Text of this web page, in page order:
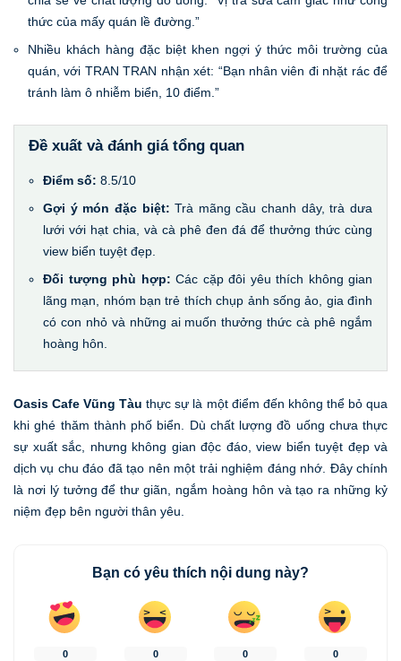
thức của mấy quán lề đường.”
Nhiều khách hàng đặc biệt khen ngợi ý thức môi trường của
quán, với TRAN TRAN nhận xét: “Bạn nhân viên đi nhặt rác để
tránh làm ô nhiễm biển, 10 điểm.”
Đề xuất và đánh giá tổng quan
Điểm số: 8.5/10
Gợi ý món đặc biệt: Trà mãng cầu chanh dây, trà dưa
lưới với hạt chia, và cà phê đen đá để thưởng thức cùng
view biển tuyệt đẹp.
Đối tượng phù hợp: Các cặp đôi yêu thích không gian
lãng mạn, nhóm bạn trẻ thích chụp ảnh sống ảo, gia đình
có con nhỏ và những ai muốn thưởng thức cà phê ngắm
hoàng hôn.
Oasis Cafe Vũng Tàu thực sự là một điểm đến không thể bỏ qua
khi ghé thăm thành phố biển. Dù chất lượng đồ uống chưa thực
sự xuất sắc, nhưng không gian độc đáo, view biển tuyệt đẹp và
dịch vụ chu đáo đã tạo nên một trải nghiệm đáng nhớ. Đây chính
là nơi lý tưởng để thư giãn, ngắm hoàng hôn và tạo ra những kỷ
niệm đẹp bên người thân yêu.
Bạn có yêu thích nội dung này?
0 0 0 0